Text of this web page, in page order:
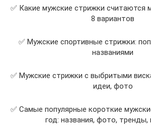
✅ Какие мужские стрижки считаются
8 вариантов
✅ Мужские спортивные стрижки:
названиями
✅ Мужские стрижки с выбритыми
идеи, фото
✅ Самые популярные короткие
год: названия, фото, тренды,